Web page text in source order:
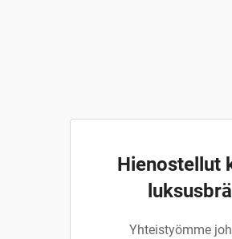
Hienostellut
Yhteistyömme